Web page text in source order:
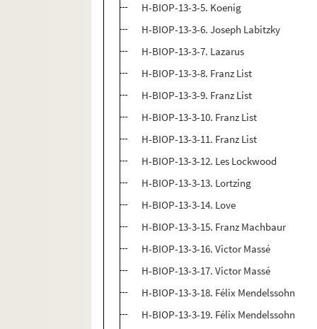
H-BIOP-13-3-5. Koenig
H-BIOP-13-3-6. Joseph Labitzky
H-BIOP-13-3-7. Lazarus
H-BIOP-13-3-8. Franz List
H-BIOP-13-3-9. Franz List
H-BIOP-13-3-10. Franz List
H-BIOP-13-3-11. Franz List
H-BIOP-13-3-12. Les Lockwood
H-BIOP-13-3-13. Lortzing
H-BIOP-13-3-14. Love
H-BIOP-13-3-15. Franz Machbaur
H-BIOP-13-3-16. Victor Massé
H-BIOP-13-3-17. Victor Massé
H-BIOP-13-3-18. Félix Mendelssohn
H-BIOP-13-3-19. Félix Mendelssohn